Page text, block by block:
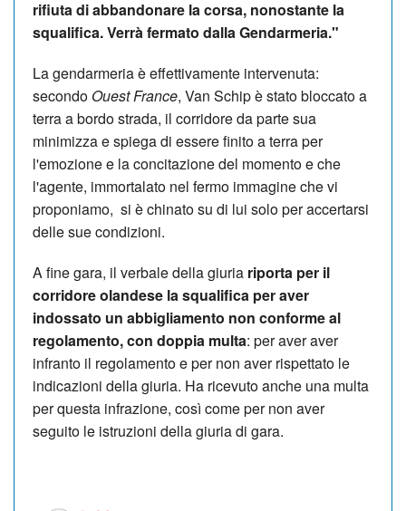
rifiuta di abbandonare la corsa, nonostante la
squalifica. Verrà fermato dalla Gendarmeria."
La gendarmeria è effettivamente intervenuta:
secondo Ouest France, Van Schip è stato bloccato a
terra a bordo strada, il corridore da parte sua
minimizza e spiega di essere finito a terra per
l'emozione e la concitazione del momento e che
l'agente, immortalato nel fermo immagine che vi
proponiamo, si è chinato su di lui solo per accertarsi
delle sue condizioni.
A fine gara, il verbale della giuria riporta per il
corridore olandese la squalifica per aver
indossato un abbigliamento non conforme al
regolamento, con doppia multa: per aver aver
infranto il regolamento e per non aver rispettato le
indicazioni della giuria. Ha ricevuto anche una multa
per questa infrazione, così come per non aver
seguito le istruzioni della giuria di gara.